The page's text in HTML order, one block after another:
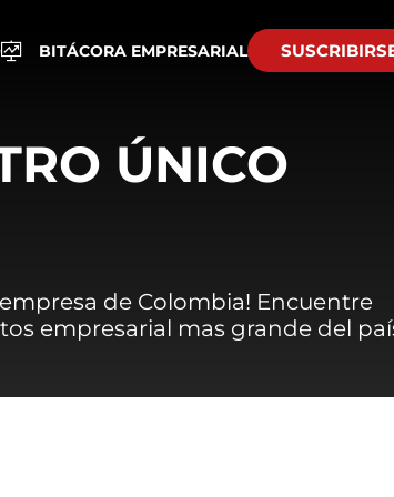
BITÁCORA EMPRESARIAL
ÚNICO
de Colombia! Encuentre
empresarial mas grande del